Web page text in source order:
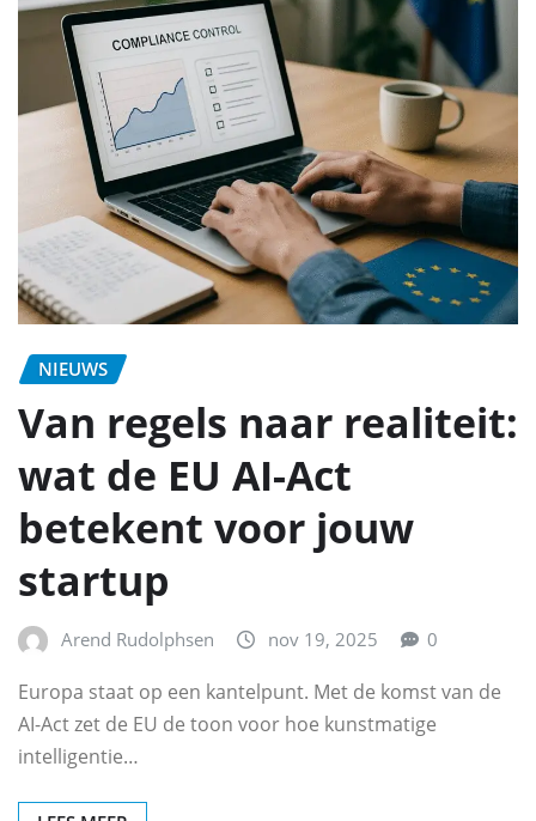
NIEUWS
Van regels naar realiteit:
wat de EU AI-Act
betekent voor jouw
startup
Arend Rudolphsen nov 19, 2025 0
Europa staat op een kantelpunt. Met de komst van de
AI-Act zet de EU de toon voor hoe kunstmatige
intelligentie…